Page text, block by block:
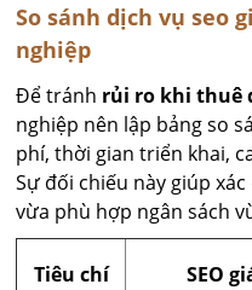
So sánh dịch vụ seo
nghiệp
Để tránh rủi ro khi thuê
nghiệp nên lập bảng so
phí, thời gian triển khai,
Sự đối chiếu này giúp
vừa phù hợp ngân sách
Tiêu chí SEO